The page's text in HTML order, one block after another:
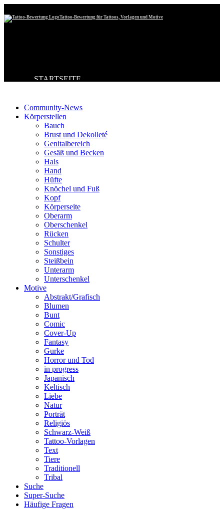
Tattoo-Bewertung für Tattoos, Vorlagen und Motive
STARTSEITE
NEUESTE TATTOOS
KOMMENTARE
FORUM
HILFE
Community-News
Körperstellen
Bauch
Brust und Dekolleté
Genitalbereich
Gesäß und Becken
Hals
Hand
Hüfte
Knöchel und Fuß
Kopf
Körperseite
Oberarm
Oberschenkel
Rücken
Schulter
Sonstiges
Steißbein
Unterarm
Unterschenkel
Motive
Abstrakt/Grafisch
Blumen
Bunt
Comic
Cover-Up
Fantasy
Gurke
Horror und Tod
in progress
Japanisch
Keltisch
Liebe
Natur
Porträt
Religiös
Schwarz-Weiß
Tattoo-Vorlagen
Text
Tiere
Traditionell
Tribal
Suche
Super-Suche
Häufige Fragen